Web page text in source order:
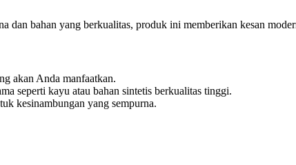
bahan yang berkualitas, produk ini memberikan kesan
akan Anda manfaatkan.
seperti kayu atau bahan sintetis berkualitas tinggi.
kesinambungan yang sempurna.